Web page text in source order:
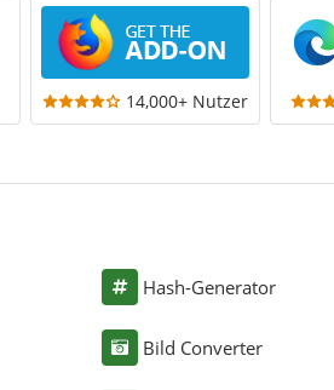
14,000+ Nutzer
Hash-Generator
Bild Converter